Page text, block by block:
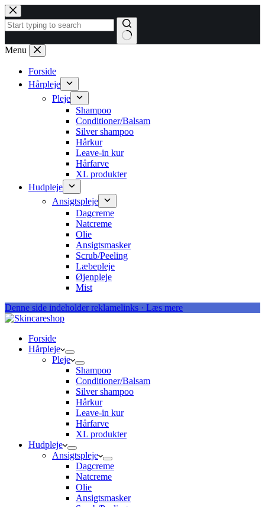
Fortsæt
til
indhold
Ingen
resultater
Menu
Forside
Hårpleje
Pleje
Shampoo
Conditioner/Balsam
Silver shampoo
Hårkur
Leave-in kur
Hårfarve
XL produkter
Hudpleje
Ansigtspleje
Dagcreme
Natcreme
Olie
Ansigtsmasker
Scrub/Peeling
Læbepleje
Øjenpleje
Mist
Denne side indeholder reklamelinks · Læs mere
Forside
Hårpleje
Pleje
Shampoo
Conditioner/Balsam
Silver shampoo
Hårkur
Leave-in kur
Hårfarve
XL produkter
Hudpleje
Ansigtspleje
Dagcreme
Natcreme
Olie
Ansigtsmasker